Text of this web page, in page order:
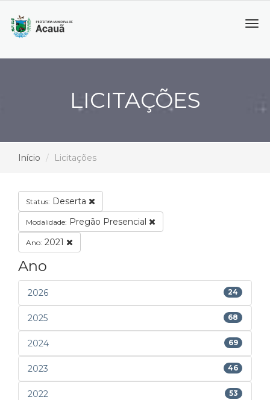
LICITAÇÕES
Início Licitações
Status: Deserta
Modalidade: Pregão Presencial
Ano: 2021
Ano
2026 24
2025 68
2024 69
2023 46
2022 53